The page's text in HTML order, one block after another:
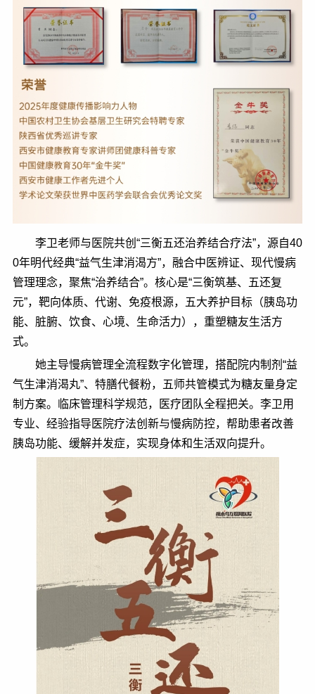
李卫老师与医院共创“三衡五还治养结合疗法”，源自40
0年明代经典“益气生津消渴方”，融合中医辨证、现代慢病
管理理念，聚焦“治养结合”。核心是“三衡筑基、五还复
元”，靶向体质、代谢、免疫根源，五大养护目标（胰岛功
能、脏腑、饮食、心境、生命活力），重塑糖友生活方
式。
她主导慢病管理全流程数字化管理，搭配院内制剂“益
气生津消渴丸”、特膳代餐粉，五师共管模式为糖友量身定
制方案。临床管理科学规范，医疗团队全程把关。李卫用
专业、经验指导医院疗法创新与慢病防控，帮助患者改善
胰岛功能、缓解并发症，实现身体和生活双向提升。